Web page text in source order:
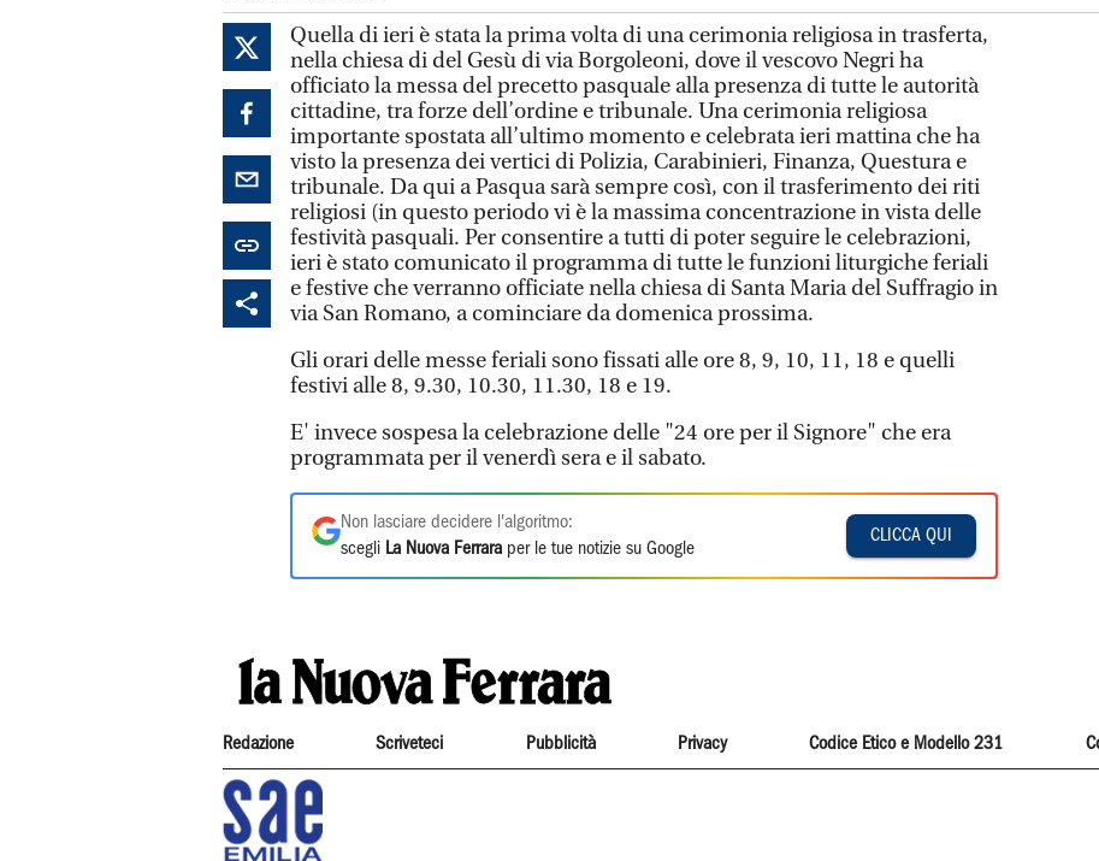
Quella di ieri è stata la prima volta di una cerimonia religiosa in trasferta,
nella chiesa di del Gesù di via Borgoleoni, dove il vescovo Negri ha
officiato la messa del precetto pasquale alla presenza di tutte le autorità
cittadine, tra forze dell’ordine e tribunale. Una cerimonia religiosa
importante spostata all’ultimo momento e celebrata ieri mattina che ha
visto la presenza dei vertici di Polizia, Carabinieri, Finanza, Questura e
tribunale. Da qui a Pasqua sarà sempre così, con il trasferimento dei riti
religiosi (in questo periodo vi è la massima concentrazione in vista delle
festività pasquali. Per consentire a tutti di poter seguire le celebrazioni,
ieri è stato comunicato il programma di tutte le funzioni liturgiche feriali
e festive che verranno officiate nella chiesa di Santa Maria del Suffragio in
via San Romano, a cominciare da domenica prossima.
Gli orari delle messe feriali sono fissati alle ore 8, 9, 10, 11, 18 e quelli
festivi alle 8, 9.30, 10.30, 11.30, 18 e 19.
E' invece sospesa la celebrazione delle "24 ore per il Signore" che era
programmata per il venerdì sera e il sabato.
Non lasciare decidere l'algoritmo:
scegli La Nuova Ferrara per le tue notizie su Google
CLICCA QUI
Redazione Scriveteci Pubblicità Privacy Codice Etico e Modello 231